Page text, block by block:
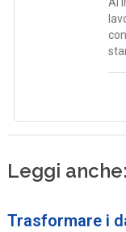
Leggi anche:
Trasformare i